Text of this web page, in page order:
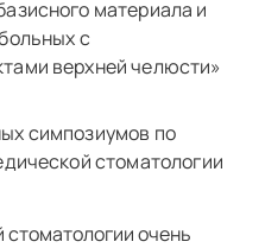
материала и
с
верхней челюсти»
симпозиумов по
стоматологии
очень